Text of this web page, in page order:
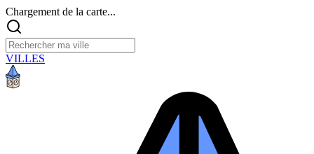
Chargement de la carte...
VILLES